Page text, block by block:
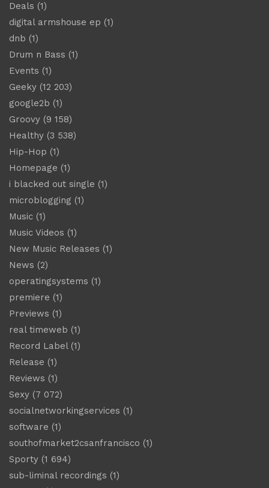
Deals (1)
digital armshouse ep (1)
dnb (1)
Drum n Bass (1)
Events (1)
Geeky (12 203)
google2b (1)
Groovy (9 158)
Healthy (3 538)
Hip-Hop (1)
Homepage (1)
i blacked out single (1)
microblogging (1)
Music (1)
Music Videos (1)
New Music Releases (1)
News (2)
operatingsystems (1)
premiere (1)
Previews (1)
real timeweb (1)
Record Label(1)
Release (1)
Reviews (1)
Sexy (7 072)
socialnetworkingservices (1)
software (1)
southofmarket2csanfrancisco (1)
Sporty (1 694)
sub-liminal recordings (1)